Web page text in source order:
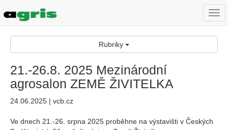
Rubriky
21.-26.8. 2025 Mezinárodní
agrosalon ZEMĚ ŽIVITELKA
24.06.2025 | vcb.cz
Ve dnech 21.-26. srpna 2025 proběhne na výstavišti v Českých